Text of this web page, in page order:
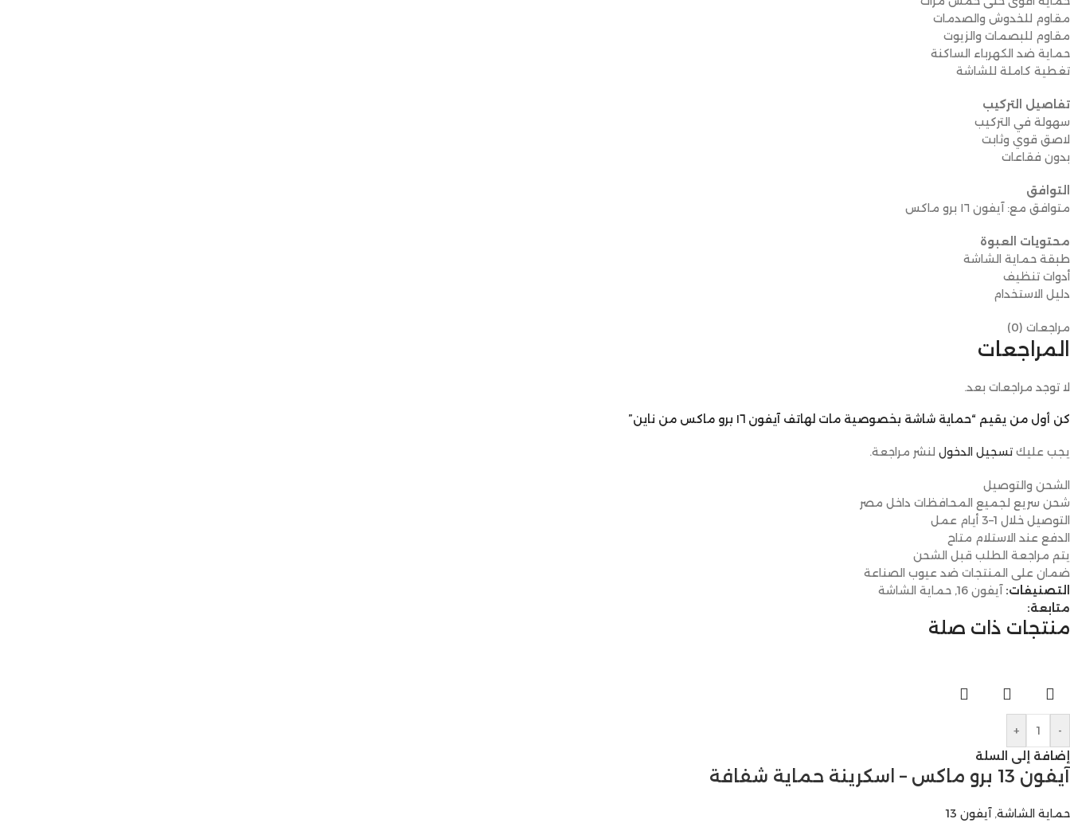
مقاوم للخدوش والصدمات
مقاوم للبصمات والزيوت
حماية ضد الكهرباء الساكنة
تغطية كاملة للشاشة
تفاصيل التركيب
سهولة في التركيب
لاصق قوي وثابت
بدون فقاعات
التوافق
متوافق مع: آيفون ١٦ برو ماكس
محتويات العبوة
طبقة حماية الشاشة
أدوات تنظيف
دليل الاستخدام
مراجعات (0)
المراجعات
لا توجد مراجعات بعد.
كن أول من يقيم “حماية شاشة بخصوصية مات لهاتف آيفون ١٦ برو ماكس من ناين”
يجب عليك تسجيل الدخول لنشر مراجعة.
الشحن والتوصيل
شحن سريع لجميع المحافظات داخل مصر
التوصيل خلال 1–3 أيام عمل
الدفع عند الاستلام متاح
يتم مراجعة الطلب قبل الشحن
ضمان على المنتجات ضد عيوب الصناعة
التصنيفات: آيفون 16 , حماية الشاشة
متابعة:
منتجات ذات صلة
-
+
إضافة إلى السلة
آيفون 13 برو ماكس – اسكرينة حماية شفافة
حماية الشاشة, آيفون 13